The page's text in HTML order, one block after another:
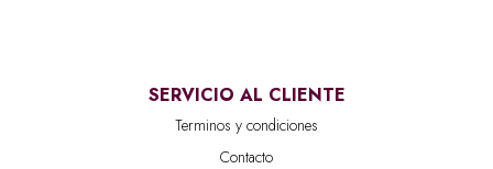
SERVICIO AL CLIENTE
Terminos y condiciones
Contacto